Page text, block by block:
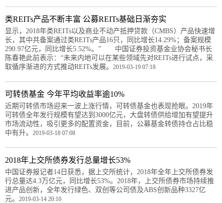
类REITs产品不断丰富 公募REITs基础日渐夯实
显示，2018年类REITs以及商业不动产抵押贷款（CMBS）产品快速增
长，其中共备案通过类REITs产品16只，同比增长14.29%；备案规模
290.97亿元，同比增长5.52%。” 中国证券投资基金业协会秘书长
陈春艳此前表示：“未来内地可以在某些领域先对REITs进行试点，采
取循序渐进的方式推动REITs发展。 2019-03-19 07:18
可转债基金 今年平均收益率逾10%
近期可转债市场迎来一波上涨行情，可转债基金也表现抢眼。2019年
可转债全年发行规模有望达到3000亿元，大盘转债供给增加有望提升
市场流动性，吸引更多的配置资金，目前，公募基金转债持仓占比稳
中有升。 2019-03-18 07:08
2018年上交所债券发行总量增长53%
中国证券报记者14日获悉，据上交所统计，2018年全年上交所债券发
行总量达4.3万亿元，同比增长53%。2018年，上交所债券市场持续推
进产品创新，全年发行绿色、双创等公司债及ABS创新品种3327亿
元。 2019-03-14 20:10